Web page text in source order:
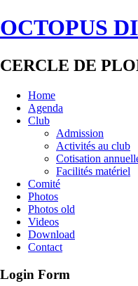
OCTOPUS
CERCLE DE
Home
Agenda
Club
Admission
Activités au club
Cotisation
Facilités matériel
Comité
Photos
Photos old
Videos
Download
Contact
Login Form